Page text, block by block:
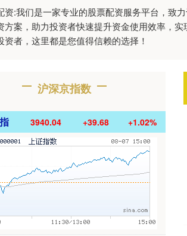
资:我们是一家专业的股票配资服务平台，致
方案，助力投资者快速提升资金使用效率，
资者，这里都是您值得信赖的选择！
沪深京指数
3940.04 +39.68 +1.02%